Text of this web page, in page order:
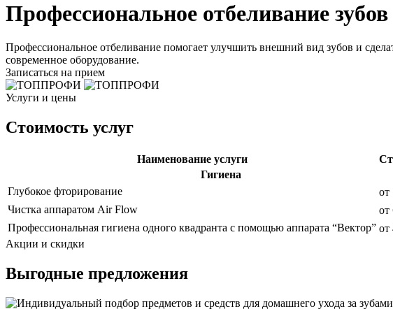
Профессиональное отбеливание зубов
Профессиональное отбеливание помогает улучшить внешний вид зубов и
современное оборудование.
Записаться на прием
Услуги и цены
Стоимость услуг
Наименование услуги
Гигиена
Глубокое фторирование
от
Чистка аппаратом Air Flow
от
Профессиональная гигиена одного квадранта с помощью аппарата “Вектор” от
Акции и скидки
Выгодные предложения